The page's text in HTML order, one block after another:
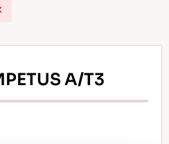
Schnee
A/T3